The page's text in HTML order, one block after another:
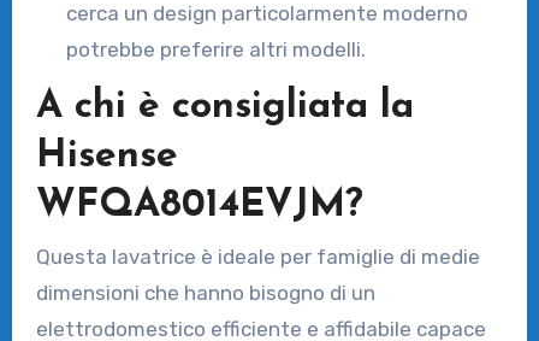
cerca un design particolarmente moderno
potrebbe preferire altri modelli.
A chi è consigliata la
Hisense
WFQA8014EVJM?
Questa lavatrice è ideale per famiglie di medie
dimensioni che hanno bisogno di un
elettrodomestico efficiente e affidabile capace